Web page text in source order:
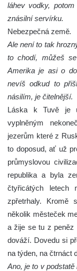
láhev vodky,
znásilní servírku.
Nebezpečná země.
Ale není to tak
to chodí, můžeš
Amerika je asi o
nevíš odkud to
násilím, je čitelnější.
Láska k Tuvě je
vyplněným
jezerům které z
to doposud, ať už
průmyslovou
republika a byla
čtyřicátých letech
zpřetrhaly. Kromě
několik městeček
a žije se tu z peněz
dováží. Dovedu si
na týden, na čtrnáct
Ano, je to v podstatě